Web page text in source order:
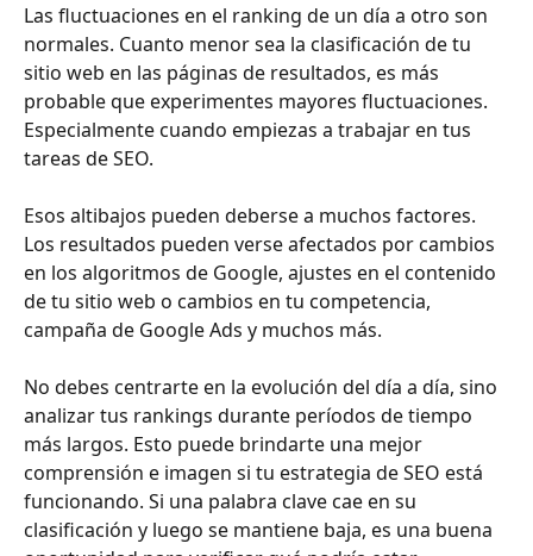
Las fluctuaciones en el ranking de un día a otro son
normales. Cuanto menor sea la clasificación de tu
sitio web en las páginas de resultados, es más
probable que experimentes mayores fluctuaciones.
Especialmente cuando empiezas a trabajar en tus
tareas de SEO.
Esos altibajos pueden deberse a muchos factores.
Los resultados pueden verse afectados por cambios
en los algoritmos de Google, ajustes en el contenido
de tu sitio web o cambios en tu competencia,
campaña de Google Ads y muchos más.
No debes centrarte en la evolución del día a día, sino
analizar tus rankings durante períodos de tiempo
más largos. Esto puede brindarte una mejor
comprensión e imagen si tu estrategia de SEO está
funcionando. Si una palabra clave cae en su
clasificación y luego se mantiene baja, es una buena